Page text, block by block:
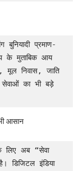
के मुताबिक आय
निवास, जाति
का भी बड़े
आसान
डिजिटल इंडिया